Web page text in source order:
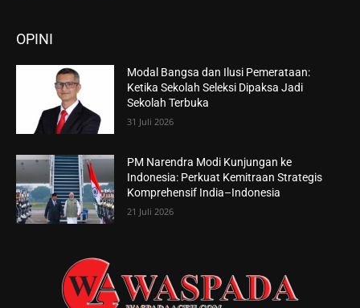
OPINI
Modal Bangsa dan Ilusi Pemerataan:
Ketika Sekolah Seleksi Dipaksa Jadi
Sekolah Terbuka
31 Juli 2026
PM Narendra Modi Kunjungan ke
Indonesia: Perkuat Kemitraan Strategis
Komprehensif India–Indonesia
21 Juli 2026